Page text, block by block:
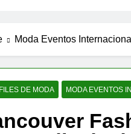
Moda Eventos Internacional
DE MODA MODA EVENTOS